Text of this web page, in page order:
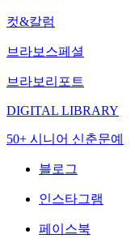
컷&칼럼
브라보스페셜
브라보리포트
DIGITAL LIBRARY
50+ 시니어 신춘문예
블로그
인스타그램
페이스북